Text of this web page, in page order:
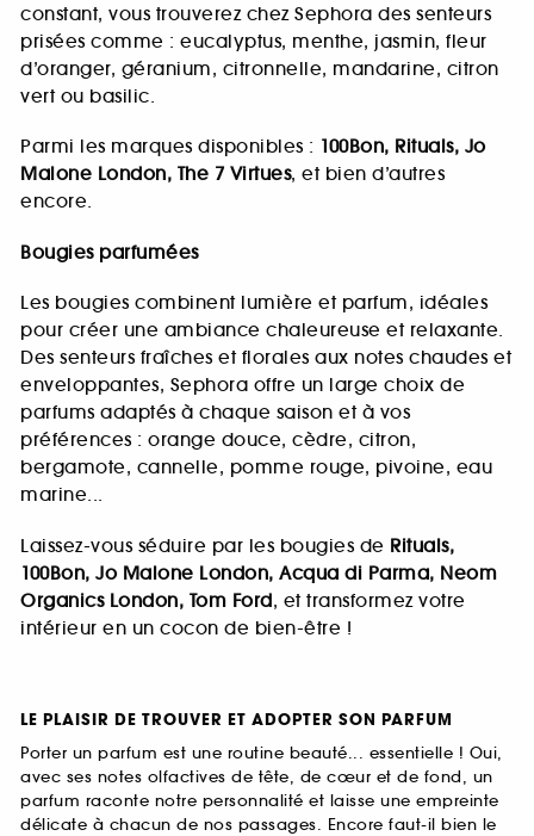
constant, vous trouverez chez Sephora des senteurs
prisées comme : eucalyptus, menthe, jasmin, fleur
d’oranger, géranium, citronnelle, mandarine, citron
vert ou basilic.
Parmi les marques disponibles : 100Bon, Rituals, Jo
Malone London, The 7 Virtues, et bien d’autres
encore.
Bougies parfumées
Les bougies combinent lumière et parfum, idéales
pour créer une ambiance chaleureuse et relaxante.
Des senteurs fraîches et florales aux notes chaudes et
enveloppantes, Sephora offre un large choix de
parfums adaptés à chaque saison et à vos
préférences : orange douce, cèdre, citron,
bergamote, cannelle, pomme rouge, pivoine, eau
marine...
Laissez-vous séduire par les bougies de Rituals,
100Bon, Jo Malone London, Acqua di Parma, Neom
Organics London, Tom Ford, et transformez votre
intérieur en un cocon de bien-être !
LE PLAISIR DE TROUVER ET ADOPTER SON PARFUM
Porter un parfum est une routine beauté... essentielle ! Oui,
avec ses notes olfactives de tête, de cœur et de fond, un
parfum raconte notre personnalité et laisse une empreinte
délicate à chacun de nos passages. Encore faut-il bien le